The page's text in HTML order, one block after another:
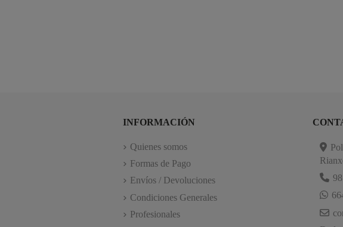
INFORMACIÓN
Quienes somos
Formas de Pago
Envíos / Devoluciones
Condiciones Generales
Profesionales